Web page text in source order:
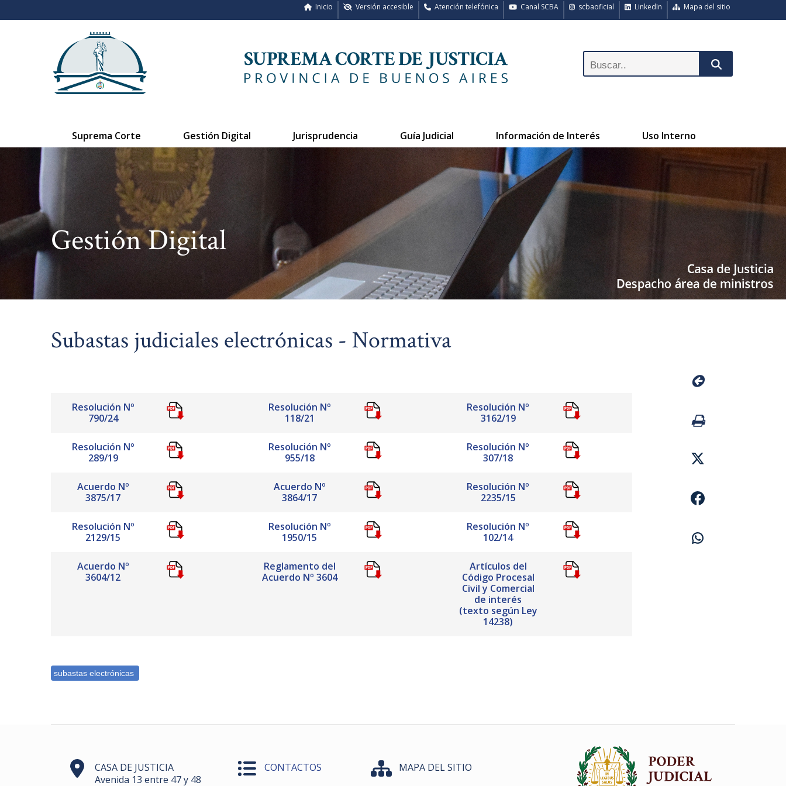
Mapa del sitio
LinkedIn
scbaoficial
Canal SCBA
Atención telefónica
Versión accesible
Inicio
Suprema Corte Gestión Digital Jurisprudencia Guía Judicial Información de Interés Uso Interno
Gestión Digital
Subastas judiciales electrónicas - Normativa
Resolución Nº
790/24
Resolución Nº
118/21
Resolución Nº
3162/19
Resolución Nº
289/19
Resolución Nº
955/18
Resolución Nº
307/18
Acuerdo Nº
3875/17
Acuerdo Nº
3864/17
Resolución Nº
2235/15
Resolución Nº
2129/15
Resolución Nº
1950/15
Resolución Nº
102/14
Acuerdo Nº
3604/12
Reglamento del
Acuerdo Nº 3604
Artículos del
Código Procesal
Civil y Comercial
de interés
(texto según Ley
14238)
CASA DE JUSTICIA
Avenida 13 entre 47 y 48
CONTACTOS MAPA DEL SITIO